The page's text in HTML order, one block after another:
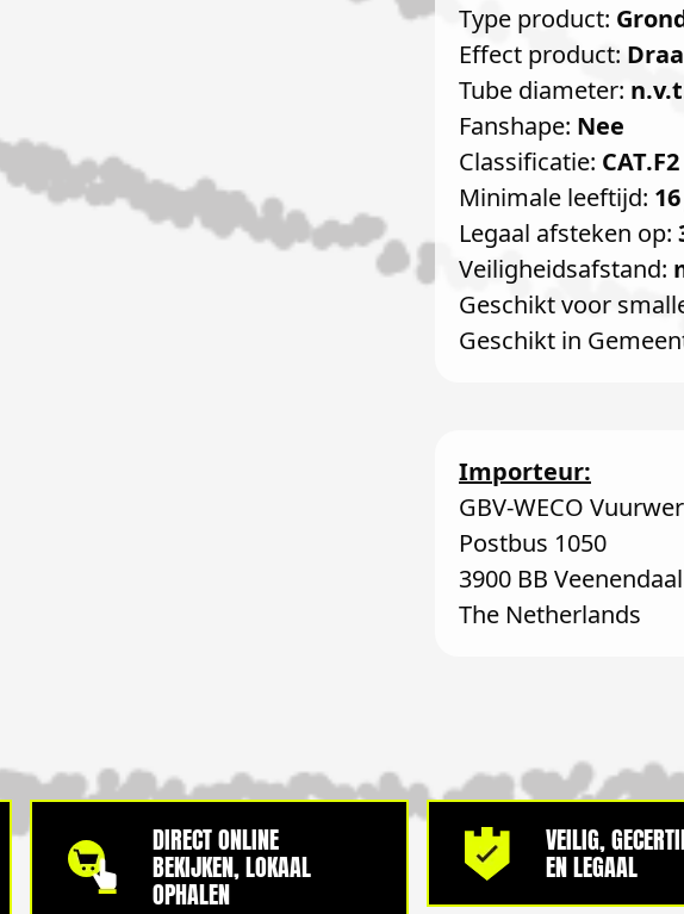
Type product:
Effect product:
Tube diameter:
Fanshape: Nee
Classificatie: CAT.F2
Minimale leeftijd:
Legaal afsteken op:
Veiligheidsafstand:
Geschikt voor
Geschikt in
Importeur:
GBV-WECO
Postbus 1050
3900 BB Veenendaal
The Netherlands
DIRECT ONLINE
BEKIJKEN, LOKAAL
OPHALEN
VEILIG,
EN LEGAAL